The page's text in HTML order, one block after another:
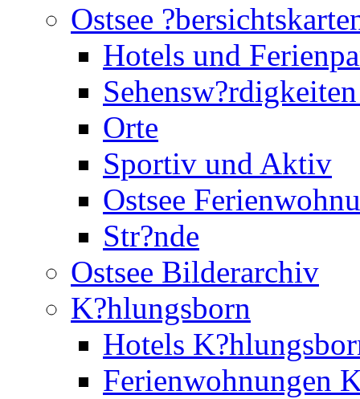
Ostsee
Hotels und
Orte
Sportiv und Aktiv
Ostsee
Str?nde
Ostsee Bilderarchiv
K?hlungsborn
Hotels
Ferienwohnungen